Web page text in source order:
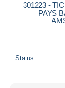
301223 -
PAYS
Status